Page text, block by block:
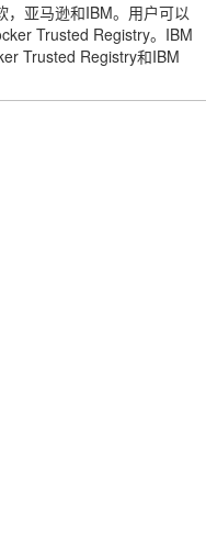
，亚马逊和IBM。用户可以
Trusted Registry。IBM
Trusted Registry和IBM